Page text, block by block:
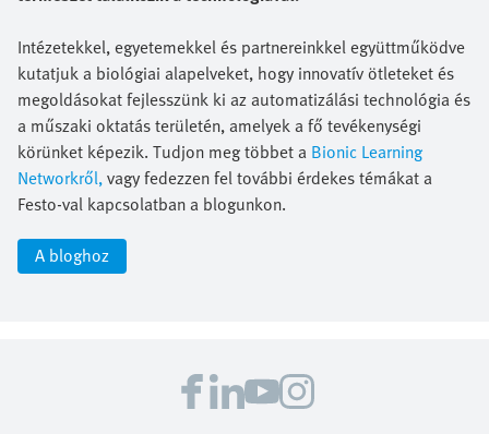
Intézetekkel, egyetemekkel és partnereinkkel együttműködve
kutatjuk a biológiai alapelveket, hogy innovatív ötleteket és
megoldásokat fejlesszünk ki az automatizálási technológia és
a műszaki oktatás területén, amelyek a fő tevékenységi
körünket képezik. Tudjon meg többet a Bionic Learning
Networkről,vagy fedezzen fel további érdekes témákat a
Festo-val kapcsolatban a blogunkon.
A bloghoz